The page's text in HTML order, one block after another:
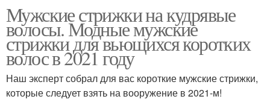
Мужские стрижки на кудрявые
волосы. Модные мужские
стрижки для вьющихся коротких
волос в 2021 году
Наш эксперт собрал для вас короткие мужские стрижки,
которые следует взять на вооружение в 2021-м!